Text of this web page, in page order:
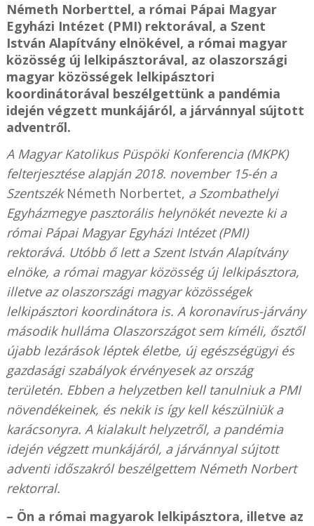
Németh Norberttel, a római Pápai Magyar
Egyházi Intézet (PMI) rektorával, a Szent
István Alapítvány elnökével, a római magyar
közösség új lelkipásztorával, az olaszországi
magyar közösségek lelkipásztori
koordinátorával beszélgettünk a pandémia
idején végzett munkájáról, a járvánnyal sújtott
adventről.
A Magyar Katolikus Püspöki Konferencia (MKPK)
felterjesztése alapján 2018. november 15-én a
Szentszék Németh Norbertet, a Szombathelyi
Egyházmegye pasztorális helynökét nevezte ki a
római Pápai Magyar Egyházi Intézet (PMI)
rektorává. Utóbb ő lett a Szent István Alapítvány
elnöke, a római magyar közösség új lelkipásztora,
illetve az olaszországi magyar közösségek
lelkipásztori koordinátora is. A koronavírus-járvány
második hulláma Olaszországot sem kíméli, ősztől
újabb lezárások léptek életbe, új egészségügyi és
gazdasági szabályok érvényesek az ország
területén. Ebben a helyzetben kell tanulniuk a PMI
növendékeinek, és nekik is így kell készülniük a
karácsonyra. A kialakult helyzetről, a pandémia
idején végzett munkájáról, a járvánnyal sújtott
adventi időszakról beszélgettem Németh Norbert
rektorral.
– Ön a római magyarok lelkipásztora, illetve az